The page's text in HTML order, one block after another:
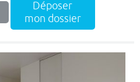
Déposer
mon dossier